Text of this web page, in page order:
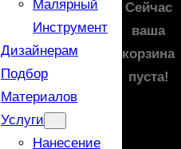
Малярный
Инструмент
Дизайнерам
Подбор
Материалов
Услуги
Нанесение
Сейчас
ваша
корзина
пуста!